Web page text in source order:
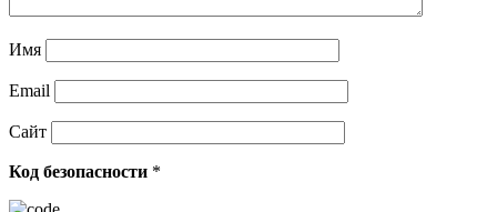
Имя
Email
Сайт
Код безопасности *